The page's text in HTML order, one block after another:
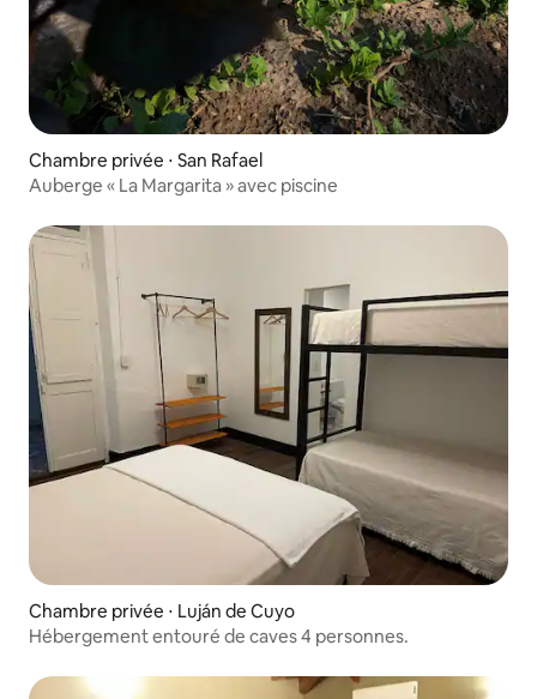
Chambre privée ⋅ San Rafael
Auberge « La Margarita » avec piscine
Chambre privée ⋅ Luján de Cuyo
Hébergement entouré de caves 4 personnes.